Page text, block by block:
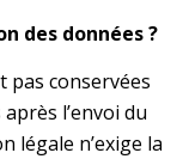
des données ?
pas conservées
l’envoi du
légale n’exige la